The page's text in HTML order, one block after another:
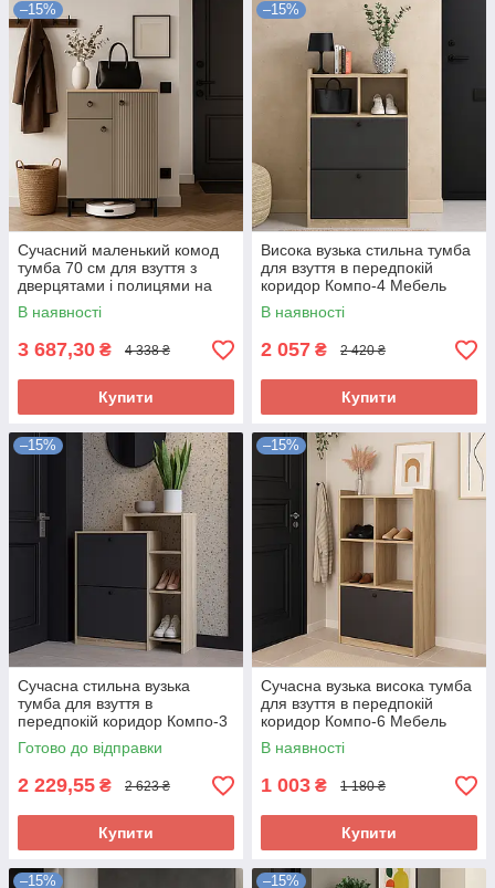
–15%
Сучасний маленький комод
тумба 70 см для взуття з
дверцятами і полицями на
ніжках в передпокій коридор
Моніка Мебель Сервіс
В наявності
3 687,30 ₴ 4 338 ₴
Купити
–15%
Висока вузька стильна тумба
для взуття в передпокій
коридор Компо-4 Мебель
Сервіс
В наявності
2 057 ₴ 2 420 ₴
Купити
–15%
Сучасна стильна вузька
тумба для взуття в
передпокій коридор Компо-3
Мебель Сервіс
Готово до відправки
2 229,55 ₴ 2 623 ₴
Купити
–15%
Сучасна вузька висока тумба
для взуття в передпокій
коридор Компо-6 Мебель
Сервіс
В наявності
1 003 ₴ 1 180 ₴
Купити
–15% –15%